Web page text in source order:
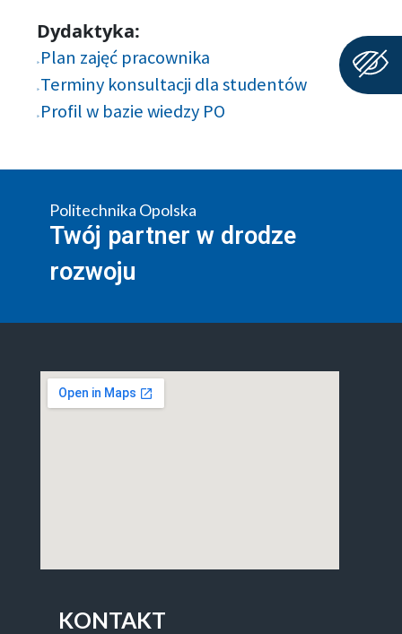
Dydaktyka:
Plan zajęć pracownika
Terminy konsultacji dla studentów
Profil w bazie wiedzy PO
Politechnika Opolska
Twój partner w drodze
rozwoju
KONTAKT